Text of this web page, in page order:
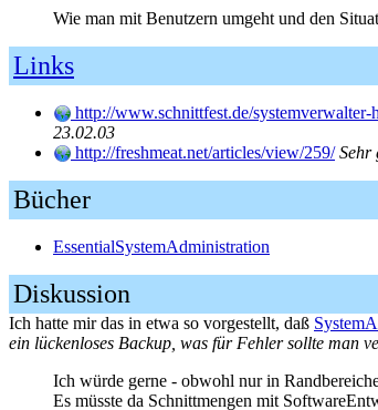
Wie man mit Benutzern umgeht und den
Links
http://www.schnittfest.de/
23.02.03
http://freshmeat.net/articles/view/259/ Sehr
Bücher
EssentialSystemAdministration
Diskussion
Ich hatte mir das in etwa so vorgestellt, daß
ein lückenloses Backup, was für Fehler sollte man
Ich würde gerne - obwohl nur in
Es müsste da Schnittmengen mit